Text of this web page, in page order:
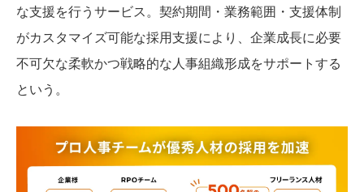
な支援を行うサービス。契約期間・業務範囲・支援体制
がカスタマイズ可能な採用支援により、企業成長に必要
不可欠な柔軟かつ戦略的な人事組織形成をサポートする
という。